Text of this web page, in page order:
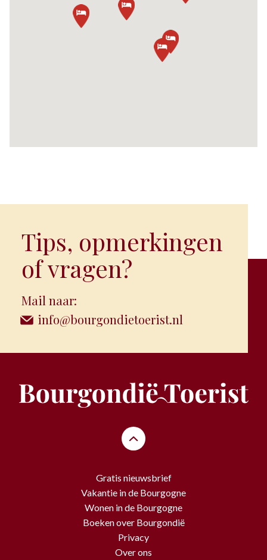
Tips, opmerkingen
of vragen?
Mail naar:
info@bourgondietoerist.nl
Gratis nieuwsbrief
Vakantie in de Bourgogne
Wonen in de Bourgogne
Boeken over Bourgondië
Privacy
Over ons